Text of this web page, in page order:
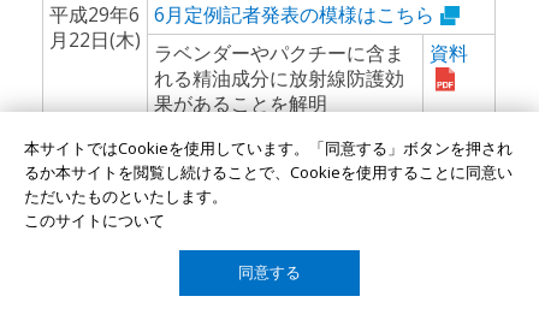
平成29年6
月22日(木)
6月定例記者発表の模様はこちら
ラベンダーやパクチーに含ま
れる精油成分に放射線防護効
果があることを解明
究センター 教授】
資料
世界肝炎デーに合わせ肝炎啓
発イベントを開催
院新医療研究開発センター
助教】
本サイトではCookieを使用しています。「同意する」ボタンを押され
るか本サイトを閲覧し続けることで、Cookieを使用することに同意い
ただいたものといたします。
このサイトについて
同意する